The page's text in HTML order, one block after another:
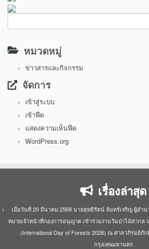
ค้นหา
สำหรับ:
หมวดหมู่
ข่าวสารและกิจกรรม
จัดการ
เข้าสู่ระบบ
เข้าฟีด
แสดงความเห็นฟีด
WordPress.org
เรื่องล่าสุด
เมื่อวันที่ 20 มีนาคม 2569 นายสุทธิรัตน์ จันทร์เจริญ ผู้อำ
หมายเจ้าหน้าที่กองการอนุญาต เข้าร่วมงานวันป่าไม้สากล
(International Day of Forests 2026) ณ ศาลาภิรมย์
กรุงเทพมหานคร